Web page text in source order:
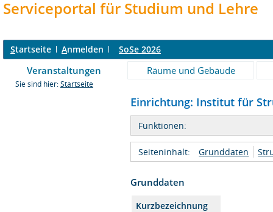
Serviceportal für Studium und Lehre
Startseite Anmelden SoSe 2026
Veranstaltungen Räume und Gebäude
Sie sind hier: Startseite
Einrichtung: Institut für
Funktionen:
Seiteninhalt: Grunddaten
Grunddaten
Kurzbezeichnung